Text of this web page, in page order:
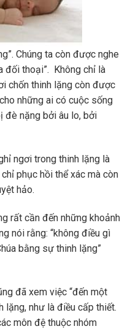
Chúng ta còn được nghe
đối thoại”. Không chỉ là
chốn thinh lặng còn được
những ai có cuộc sống
đè nặng bởi âu lo, bởi
ngơi trong thinh lặng là
phục hồi thể xác mà còn
hảo.
rất cần đến những khoảnh
nói rằng: “không điều gì
bằng sự thinh lặng”
đã xem việc “đến một
lặng, như là điều cấp thiết.
môn đệ thuộc nhóm